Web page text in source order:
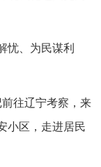
忧、为民谋利
往辽宁考察，来
小区，走进居民